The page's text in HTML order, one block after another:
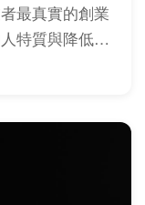
最真實的創業
特質與降低失